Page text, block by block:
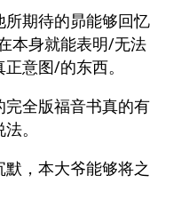
期待的昴能够回忆
本身就能表明/无法
意图/的东西。
全版福音书真的有
。
默，本大爷能够将之